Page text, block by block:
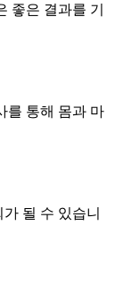
좋은 결과를 기
를 통해 몸과 마
될 수 있습니